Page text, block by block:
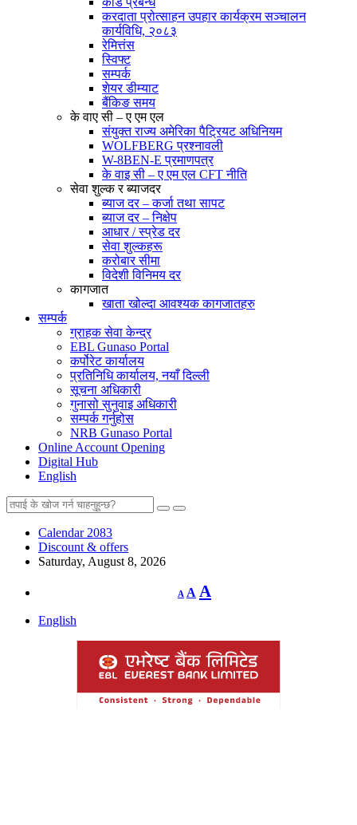
करदाता प्रोत्साहन उपहार कार्यक्रम सञ्चालन
कार्यविधि, २०८३
रेमित्तंस
स्विफ्ट
सम्पर्क
शेयर डीम्याट
बैंकिङ समय
के वाए सी – ए एम एल
संयुक्त राज्य अमेरिका पैट्रियट अधिनियम
WOLFBERG प्रश्नावली
W-8BEN-E प्रमाणपत्र
के वाइ सी – ए एम एल CFT नीति
सेवा शुल्क र ब्याजदर
ब्याज दर – कर्जा तथा सापट
ब्याज दर – निक्षेप
आधार / स्प्रेड दर
सेवा शुल्कहरू
करोबार सीमा
विदेशी विनिमय दर
कागजात
खाता खोल्दा आवश्यक कागजातहरु
सम्पर्क
ग्राहक सेवा केन्द्र
EBL Gunaso Portal
कर्पोरेट कार्यालय
प्रतिनिधि कार्यालय, नयाँ दिल्ली
सूचना अधिकारी
गुनासो सुनुवाइ अधिकारी
सम्पर्क गर्नुहोस
NRB Gunaso Portal
Online Account Opening
Digital Hub
English
Calendar 2083
Discount & offers
Saturday, August 8, 2026
A
Decrease
font
A Reset
font
A
English